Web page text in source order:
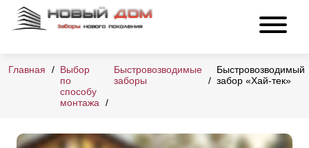
Главная
Выбор
по
способу
монтажа
Быстровозводимые
заборы
Быстровозводимый
забор «Хай-тек»